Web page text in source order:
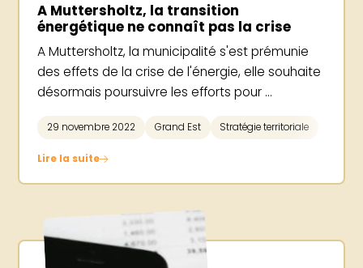
A Muttersholtz, la transition
énergétique ne connaît pas la crise
A Muttersholtz, la municipalité s'est prémunie
des effets de la crise de l'énergie, elle souhaite
désormais poursuivre les efforts pour ...
29 novembre 2022 Grand Est Stratégie territoriale
Lire la suite